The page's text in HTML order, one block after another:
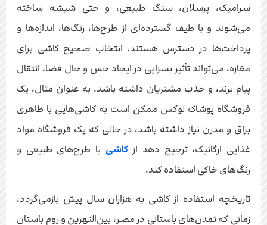
سرامیک، پرسلان، سنگ طبیعی، و حتی شیشه ساخته
می‌شوند و با طیف گسترده‌ای از طرح‌ها، رنگ‌ها، اندازه‌ها و
پرداخت‌ها در دسترس هستند. انتخاب صحیح کاشی برای
مغازه، می‌تواند تأثیر بسزایی در ایجاد حس و حال فضا، انتقال
پیام برند، و جذب مشتریان داشته باشد. به عنوان مثال، یک
فروشگاه پوشاک لوکس ممکن است به کاشی‌هایی با ظاهری
براق و مدرن نیاز داشته باشد، در حالی که یک فروشگاه مواد
غذایی ارگانیک، ترجیح دهد ازکاشی‌ با طرح‌های طبیعی و
رنگ‌های خاکی استفاده کند.
تاریخچه استفاده از کاشی به هزاران سال پیش بازمی‌گردد،
زمانی که تمدن‌های باستانی در مصر، بین‌النهرین و روم باستان